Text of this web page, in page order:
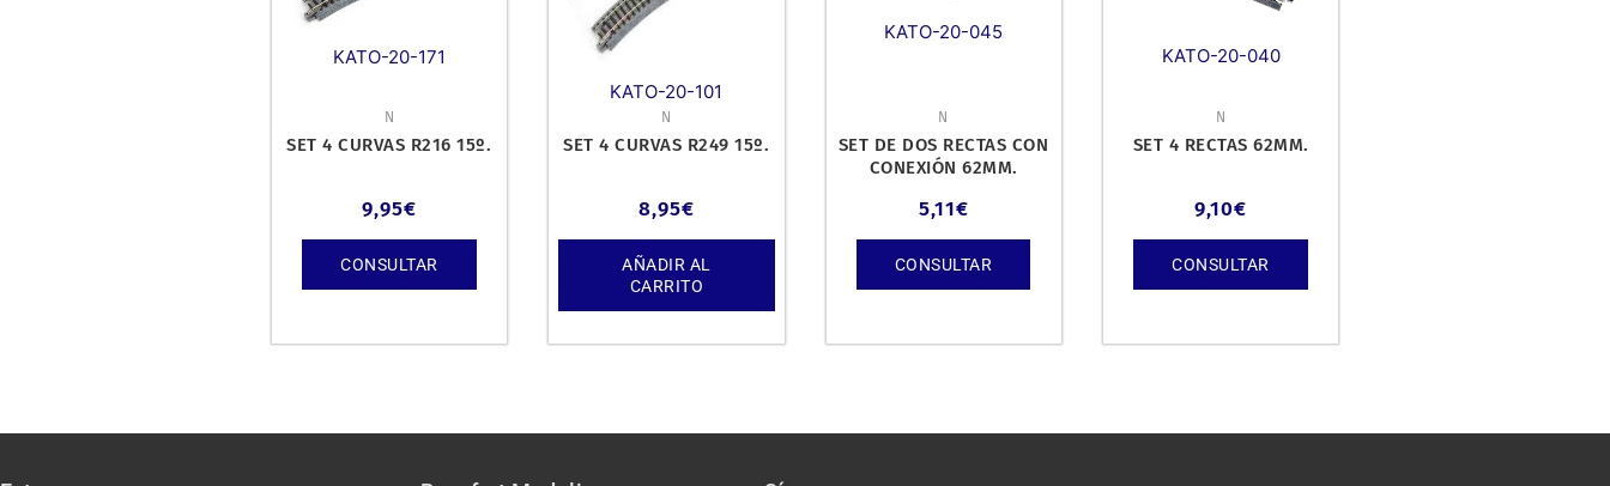
KATO-20-171
N
SET 4 CURVAS R216 15º.
9,95€
CONSULTAR
KATO-20-101
N
SET 4 CURVAS R249 15º.
8,95€
AÑADIR AL
CARRITO
KATO-20-045
N
SET DE DOS RECTAS CON
CONEXIÓN 62MM.
5,11€
CONSULTAR
KATO-20-040
N
SET 4 RECTAS 62MM.
9,10€
CONSULTAR